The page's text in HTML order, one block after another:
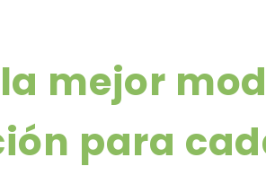
mejor
para